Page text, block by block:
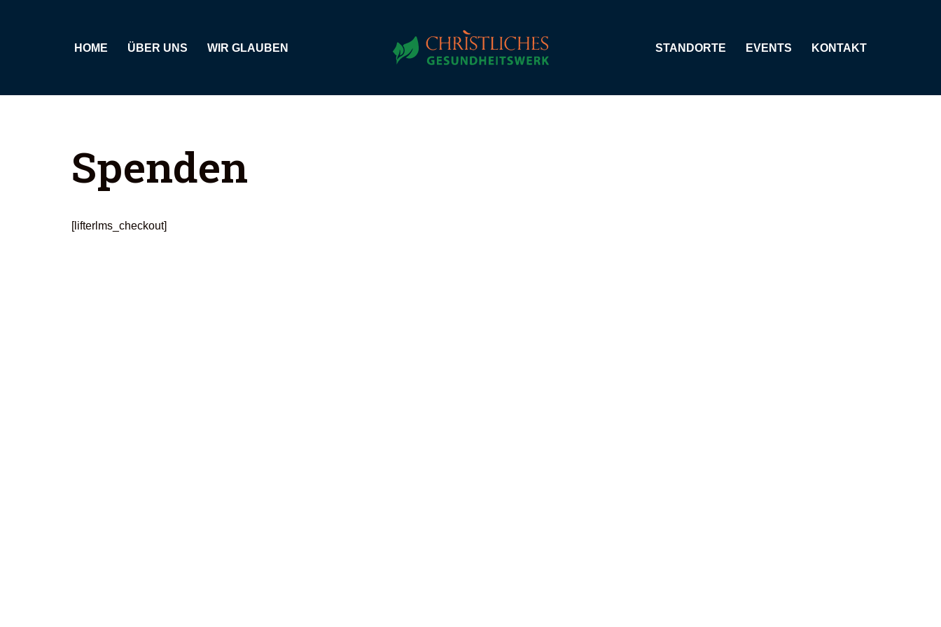
HOME ÜBER UNS WIR GLAUBEN STANDORTE EVENTS KONTAKT
Spenden
[lifterlms_checkout]